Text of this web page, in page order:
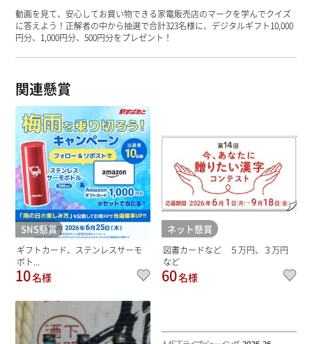
動画を見て、安心してお買い物できる家電販売店のマークを学んでクイズ
に答えよう！正解者の中から抽選で合計323名様に、デジタルギフト10,000
円分、1,000円分、500円分をプレゼント！
関連懸賞
SNS懸賞
ギフトカード、ステンレスサーモ
ボト...
10名様
ネット懸賞
図書カードなど ５万円、３万円
など
60名様